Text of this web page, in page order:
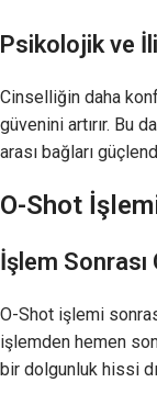
Psikolojik ve
Cinselliğin daha
güvenini artırır. Bu
arası bağları
O-Shot
İşlem
O-Shot işlemi
işlemden hemen
bir dolgunluk hissi